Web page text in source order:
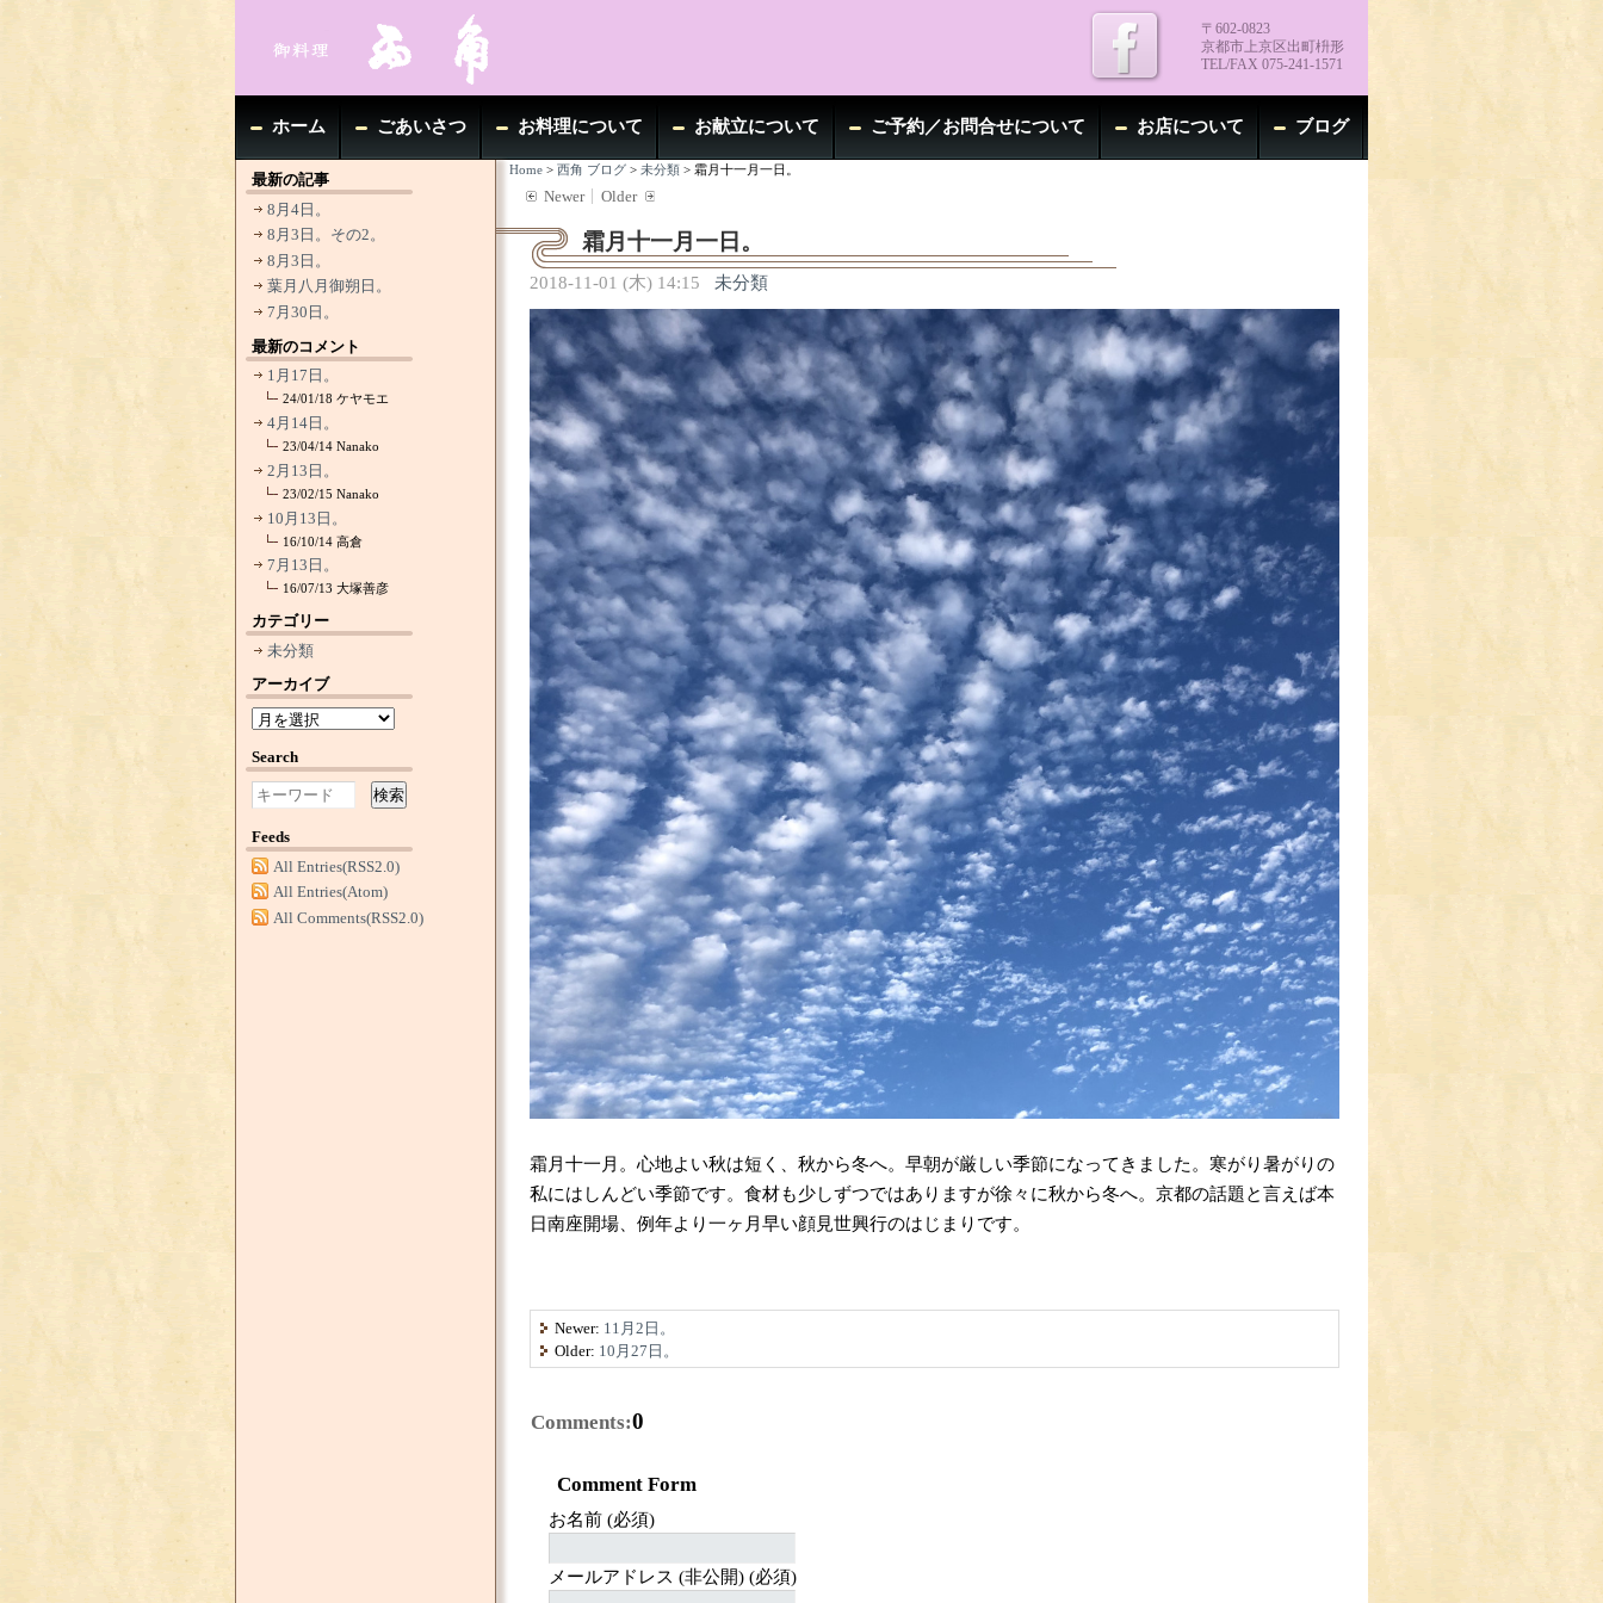
〒602-0823
京都市上京区出町枡形
TEL/FAX 075-241-1571
ホーム ごあいさつ お料理について お献立について ご予約／お問合せについて お店について ブログ
Home> 西角 ブログ> 未分類> 霜月十一月一日。
Newer Older
霜月十一月一日。
2018-11-01 (木) 14:15 未分類
霜月十一月。心地よい秋は短く、秋から冬へ。早朝が厳しい季節になってきました。寒がり暑がりの
私にはしんどい季節です。食材も少しずつではありますが徐々に秋から冬へ。京都の話題と言えば本
日南座開場、例年より一ヶ月早い顔見世興行のはじまりです。
Newer: 11月2日。
Older: 10月27日。
Comments:0
Comment Form
お名前 (必須)
メールアドレス (非公開) (必須)
最新の記事
8月4日。
8月3日。その2。
8月3日。
葉月八月御朔日。
7月30日。
最新のコメント
1月17日。
24/01/18ケヤモエ
4月14日。
23/04/14Nanako
2月13日。
23/02/15Nanako
10月13日。
16/10/14高倉
7月13日。
16/07/13大塚善彦
カテゴリー
未分類
アーカイブ
Search
検索
Feeds
All Entries(RSS2.0)
All Entries(Atom)
All Comments(RSS2.0)